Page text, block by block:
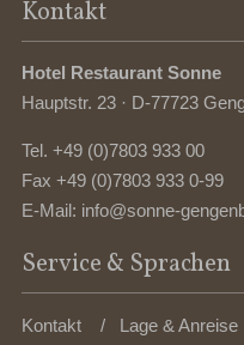
Kontakt
Hotel Restaurant Sonne
Hauptstr. 23 · D-77723
Tel.+49 (0)7803 933 00
Fax +49 (0)7803 933 0-99
E-Mail: info@sonne-
Service & Sprachen
Kontakt Lage & Anreise